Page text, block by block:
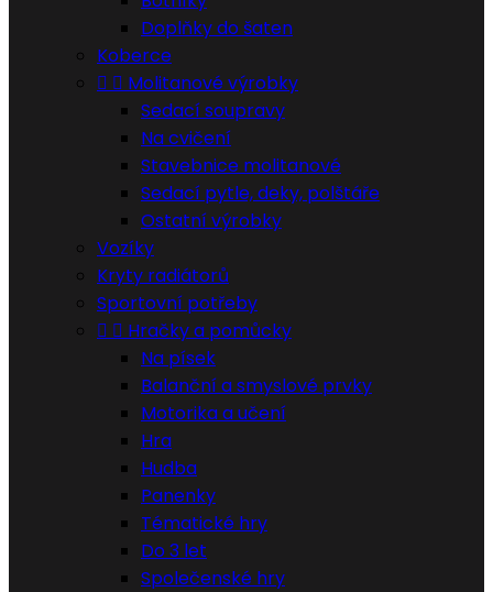
Doplňky do šaten
Koberce
  Molitanové výrobky
Sedací soupravy
Na cvičení
Stavebnice molitanové
Sedací pytle, deky, polštáře
Ostatní výrobky
Vozíky
Kryty radiátorů
Sportovní potřeby
  Hračky a pomůcky
Na písek
Balanční a smyslové prvky
Motorika a učení
Hra
Hudba
Panenky
Tématické hry
Do 3 let
Společenské hry